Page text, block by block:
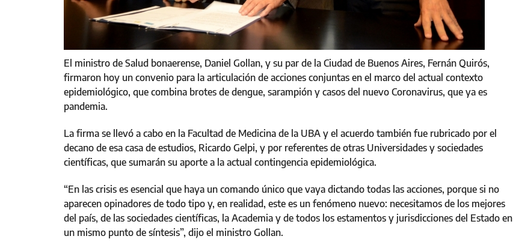
El ministro de Salud bonaerense, Daniel Gollan, y su par de la Ciudad de Buenos Aires, Fernán Quirós,
firmaron hoy un convenio para la articulación de acciones conjuntas en el marco del actual contexto
epidemiológico, que combina brotes de dengue, sarampión y casos del nuevo Coronavirus, que ya es
pandemia.
La firma se llevó a cabo en la Facultad de Medicina de la UBA y el acuerdo también fue rubricado por el
decano de esa casa de estudios, Ricardo Gelpi, y por referentes de otras Universidades y sociedades
científicas, que sumarán su aporte a la actual contingencia epidemiológica.
“En las crisis es esencial que haya un comando único que vaya dictando todas las acciones, porque si no
aparecen opinadores de todo tipo y, en realidad, este es un fenómeno nuevo: necesitamos de los mejores
del país, de las sociedades científicas, la Academia y de todos los estamentos y jurisdicciones del Estado en
un mismo punto de síntesis”, dijo el ministro Gollan.